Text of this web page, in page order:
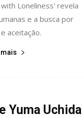
Loneliness' revela
e a busca por
aceitação.
mais
Yuma Uchida